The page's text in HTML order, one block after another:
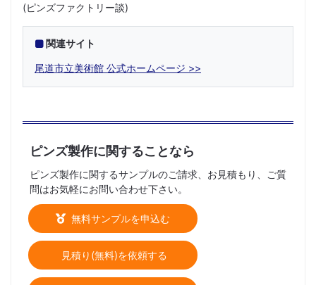
(ピンズファクトリー談)
関連サイト
尾道市立美術館 公式ホームページ
ピンズ製作に関することなら
ピンズ製作に関するサンプルのご請求、お見積もり、ご質
問はお気軽にお問い合わせ下さい。
無料サンプルを申込む
見積り(無料)を依頼する